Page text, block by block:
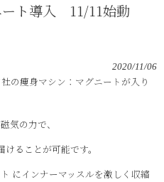
ト導入 11/11始動
2020/11/06
の痩身マシン：マグニートが入り
気の力で、
ることが可能です。
にインナーマッスルを激しく収縮